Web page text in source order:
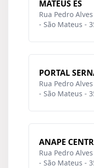
MATEUS ES
Rua Pedro
- São Mateus -
PORTAL
Rua Pedro
- São Mateus -
ANAPE
Rua Pedro
- São Mateus -